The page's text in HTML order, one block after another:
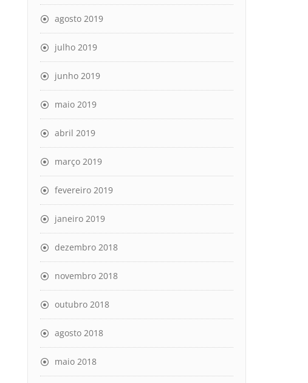
agosto 2019
julho 2019
junho 2019
maio 2019
abril 2019
março 2019
fevereiro 2019
janeiro 2019
dezembro 2018
novembro 2018
outubro 2018
agosto 2018
maio 2018